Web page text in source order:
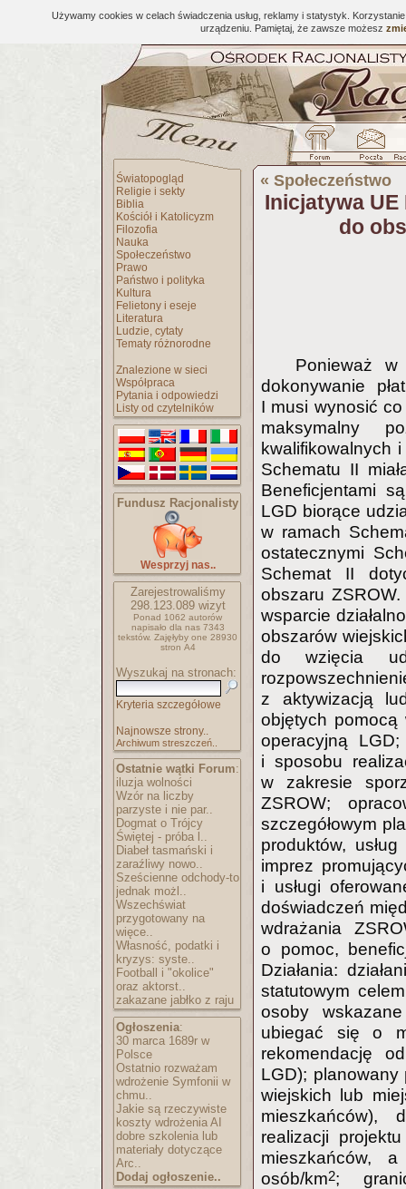
Używamy cookies w celach świadczenia usług, reklamy i statystyk.
urządzeniu. Pamiętaj, że zawsze możesz
Światopogląd
Religie i sekty
Biblia
Kościół i Katolicyzm
Filozofia
Nauka
Społeczeństwo
Prawo
Państwo i polityka
Kultura
Felietony i eseje
Literatura
Ludzie, cytaty
Tematy różnorodne
Znalezione w sieci
Współpraca
Pytania i odpowiedzi
Listy od czytelników
Fundusz Racjonalisty
Wesprzyj nas..
Zarejestrowaliśmy
298.123.089wizyt
Ponad 1062 autorów
napisało dla nas 7343
tekstów. Zajęłyby one 28930
stron A4
Wyszukaj na stronach:
Kryteria szczegółowe
Najnowsze strony..
Archiwum streszczeń..
Ostatnie wątki Forum:
iluzja wolności
Wzór na liczby
parzyste i nie par..
Dogmat o Trójcy
Świętej - próba l..
Diabeł tasmański i
zaraźliwy nowo..
Sześcienne odchody-to
jednak możl..
Wszechświat
przygotowany na
więce..
Własność, podatki i
kryzys: syste..
Football i "okolice"
oraz aktorst..
zakazane jabłko z raju
Ogłoszenia:
30 marca 1689r w
Polsce
Ostatnio rozważam
wdrożenie Symfonii w
chmu..
Jakie są rzeczywiste
koszty wdrożenia AI
dobre szkolenia lub
materiały dotyczące
Arc..
Dodaj ogłoszenie..
« Społeczeństwo
Inicjatywa
do
Ponieważ
dokonywanie
I musi wynosić
maksymalny
kwalifikowalnych
Schematu II
Beneficjentami
LGD biorące
w ramach
ostatecznymi
Schemat II
obszaru
wsparcie
obszarów
do wzięcia
z aktywizacją
objętych pomocą
operacyjną
i sposobu
w zakresie
ZSROW;
szczegółowym
produktów,
imprez
i usługi
doświadczeń
wdrażania
o pomoc,
Działania:
statutowym
osoby
ubiegać się o
rekomendację
LGD);
wiejskich lub
mieszkańców),
realizacji
mieszkańców,
osób/km2;